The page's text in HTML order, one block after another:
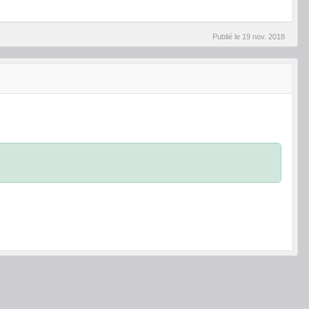
Publié le 19 nov. 2018